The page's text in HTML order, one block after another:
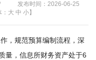
发布时间：2026-06-25
大 中 小】
，规范预算编制流程，深
量，信息所财务资产处于6